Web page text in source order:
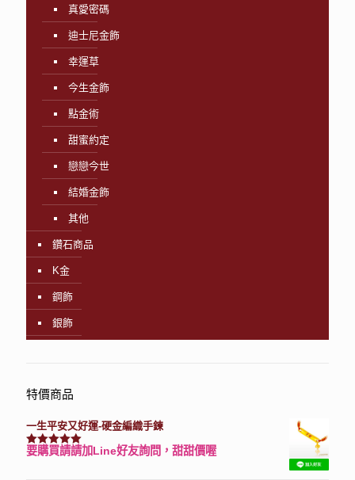
真愛密碼
迪士尼金飾
幸運草
今生金飾
點金術
甜蜜約定
戀戀今世
結婚金飾
其他
鑽石商品
K金
鋼飾
銀飾
特價商品
一生平安又好運-硬金編織手鍊
評分7740滿分 5
要購買請請加Line好友詢問，甜甜價喔